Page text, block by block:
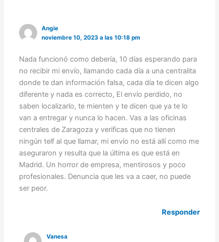
Angie
noviembre 10, 2023 a las 10:18 pm
Nada funcionó como debería, 10 días esperando para
no recibir mi envío, llamando cada día a una centralita
donde te dan información falsa, cada día te dicen algo
diferente y nada es correcto, El envío perdido, no
saben localizarlo, te mienten y te dicen que ya te lo
van a entregar y nunca lo hacen. Vas a las oficinas
centrales de Zaragoza y verificas que no tienen
ningún telf al que llamar, mi envío no está allí como me
aseguraron y resulta que la última es que está en
Madrid. Un horror de empresa, mentirosos y poco
profesionales. Denuncia que les va a caer, no puede
ser peor.
Responder
Vanesa